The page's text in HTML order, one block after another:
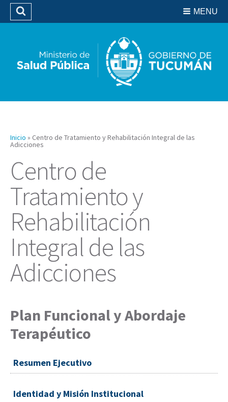
Biblioteca
MENU
Buscar
Inicio » Centro de Tratamiento y Rehabilitación Integral de las
Adicciones
Centro de
Tratamiento y
Rehabilitación
Integral de las
Adicciones
Plan Funcional y Abordaje
Terapéutico
Resumen Ejecutivo
Identidad y Misión Institucional